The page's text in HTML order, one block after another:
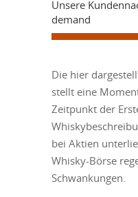
Unsere
demand
Die hier
stellt eine
Zeitpunkt der
bei Aktien
Whisky-Börse
Schwankungen.